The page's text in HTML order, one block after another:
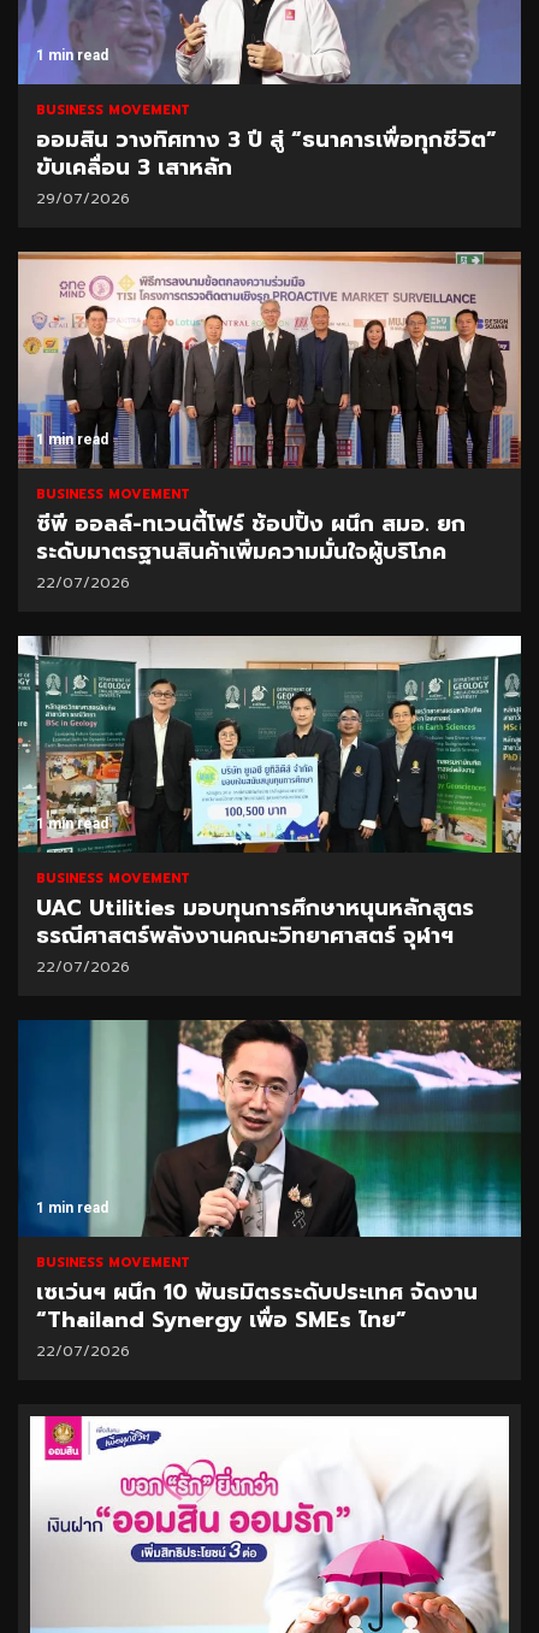
1 min read
BUSINESS MOVEMENT
ออมสิน วางทิศทาง 3 ปี สู่ “ธนาคารเพื่อทุกชีวิต”
ขับเคลื่อน 3 เสาหลัก
29/07/2026
1 min read
BUSINESS MOVEMENT
ซีพี ออลล์-ทเวนตี้โฟร์ ช้อปปิ้ง ผนึก สมอ. ยก
ระดับมาตรฐานสินค้าเพิ่มความมั่นใจผู้บริโภค
22/07/2026
1 min read
BUSINESS MOVEMENT
UAC Utilities มอบทุนการศึกษาหนุนหลักสูตร
ธรณีศาสตร์พลังงานคณะวิทยาศาสตร์ จุฬาฯ
22/07/2026
1 min read
BUSINESS MOVEMENT
เซเว่นฯ ผนึก 10 พันธมิตรระดับประเทศ จัดงาน
“Thailand Synergy เพื่อ SMEs ไทย”
22/07/2026